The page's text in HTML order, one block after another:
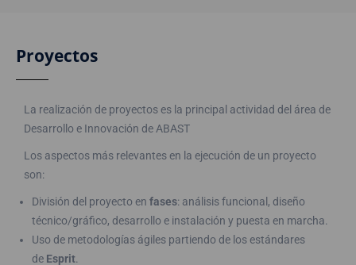
Proyectos
La realización de proyectos es la principal actividad del área de
Desarrollo e Innovación de ABAST
Los aspectos más relevantes en la ejecución de un proyecto
son:
División del proyecto en fases: análisis funcional, diseño
técnico/gráfico, desarrollo e instalación y puesta en marcha.
Uso de metodologías ágiles partiendo de los estándares
de Esprit.